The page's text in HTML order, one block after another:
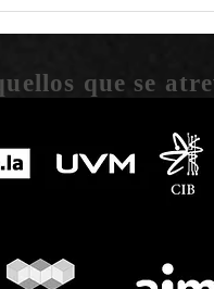
de Ciencia y
que se